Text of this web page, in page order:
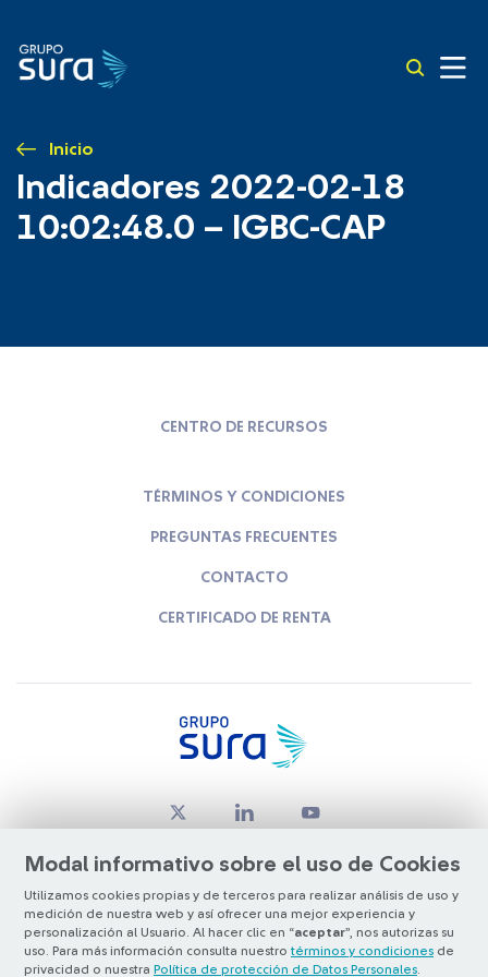
Inicio
Indicadores 2022-02-18
10:02:48.0 – IGBC-CAP
Modal informativo sobre el uso de Cookies
Utilizamos cookies propias y de terceros para realizar análisis de uso y
medición de nuestra web y así ofrecer una mejor experiencia y
personalización al Usuario. Al hacer clic en “aceptar”, nos autorizas su
uso. Para más información consulta nuestro términos y condiciones de
privacidad o nuestra Política de protección de Datos Personales
CENTRO DE RECURSOS
TÉRMINOS Y CONDICIONES
PREGUNTAS FRECUENTES
CONTACTO
CERTIFICADO DE RENTA
© Copyright Grupo SURA 2026